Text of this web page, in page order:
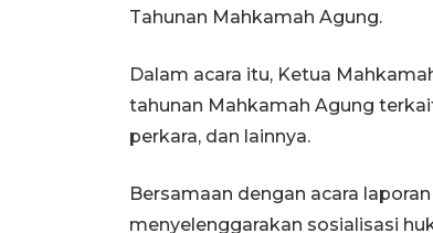
Tahunan Mahkamah Agung.
Dalam acara itu, Ketua
tahunan Mahkamah Agung
perkara, dan lainnya.
Bersamaan dengan acara
menyelenggarakan sosialisasi